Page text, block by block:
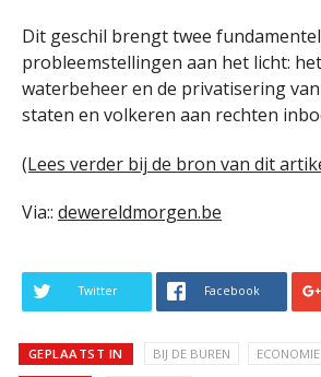
Dit geschil brengt twee
probleemstellingen aan het licht:
waterbeheer en de privatisering
staten en volkeren aan rechten
(Lees verder bij de bron van dit
Via:: dewereldmorgen.be
Twitter Facebook
GEPLAATST IN BIJ DE BUREN ECONOMIE